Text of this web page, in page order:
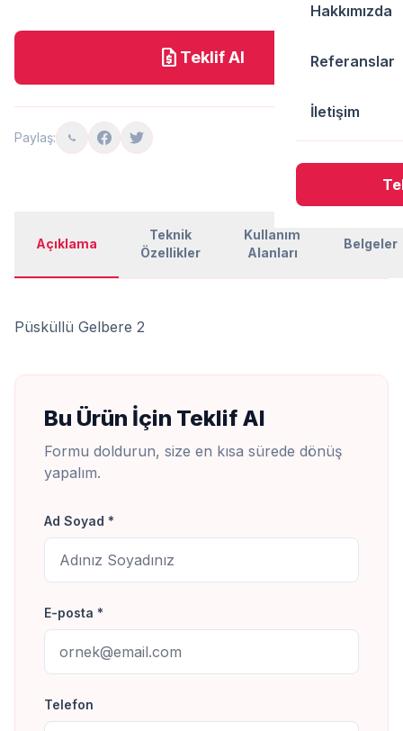
Hakkımızda
Referanslar
İletişim
request_quote Teklif Al
Paylaş:
Açıklama
Teknik
Özellikler
Kullanım
Alanları
Belgeler
Püsküllü Gelbere 2
Bu Ürün İçin Teklif Al
Formu doldurun, size en kısa sürede dönüş
yapalım.
Ad Soyad *
E-posta *
Telefon